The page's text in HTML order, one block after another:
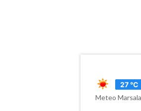
27 °C
Meteo